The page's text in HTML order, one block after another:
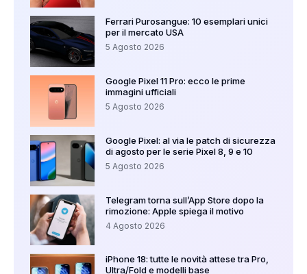
Ferrari Purosangue: 10 esemplari unici
per il mercato USA
5 Agosto 2026
Google Pixel 11 Pro: ecco le prime
immagini ufficiali
5 Agosto 2026
Google Pixel: al via le patch di sicurezza
di agosto per le serie Pixel 8, 9 e 10
5 Agosto 2026
Telegram torna sull’App Store dopo la
rimozione: Apple spiega il motivo
4 Agosto 2026
iPhone 18: tutte le novità attese tra Pro,
Ultra/Fold e modelli base